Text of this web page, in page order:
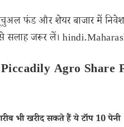
फंड और शेयर बाजार में
से सलाह जरूर लें।
Agro Share
भी खरीद सकते हैं ये टॉप 10 पेनी